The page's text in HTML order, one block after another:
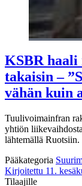
KSBR haali
takaisin –
vähän kuin
Tuulivoimainfran
yhtiön
lähtemällä Ruotsiin.
Pääkategoria
Kirjoitettu 11.
Tilaajille